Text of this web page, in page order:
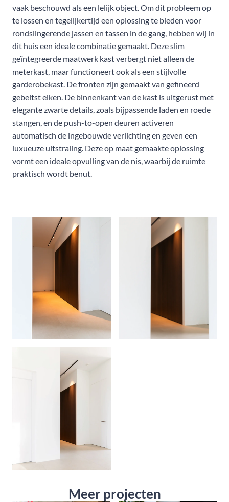
vaak beschouwd als een lelijk object. Om dit probleem op
te lossen en tegelijkertijd een oplossing te bieden voor
rondslingerende jassen en tassen in de gang, hebben wij in
dit huis een ideale combinatie gemaakt. Deze slim
geïntegreerde maatwerk kast verbergt niet alleen de
meterkast, maar functioneert ook als een stijlvolle
garderobekast. De fronten zijn gemaakt van gefineerd
gebeitst eiken. De binnenkant van de kast is uitgerust met
elegante zwarte details, zoals bijpassende laden en roede
stangen, en de push-to-open deuren activeren
automatisch de ingebouwde verlichting en geven een
luxueuze uitstraling. Deze op maat gemaakte oplossing
vormt een ideale opvulling van de nis, waarbij de ruimte
praktisch wordt benut.
Meer projecten